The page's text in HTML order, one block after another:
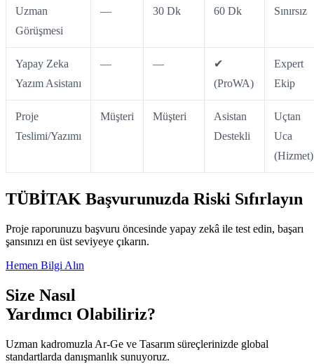
Uzman
Görüşmesi
— 30 Dk 60 Dk Sınırsız
Yapay Zeka
Yazım Asistanı
— —
✔
(ProWA)
Expert
Ekip
Proje
Teslimi/Yazımı
Müşteri Müşteri
Asistan
Destekli
Uçtan
Uca
(Hizmet)
TÜBİTAK Başvurunuzda Riski Sıfırlayın
Proje raporunuzu başvuru öncesinde yapay zekâ ile test edin, başarı
şansınızı en üst seviyeye çıkarın.
Hemen Bilgi Alın
Size Nasıl
Yardımcı Olabiliriz?
Uzman kadromuzla Ar-Ge ve Tasarım süreçlerinizde global
standartlarda danışmanlık sunuyoruz.